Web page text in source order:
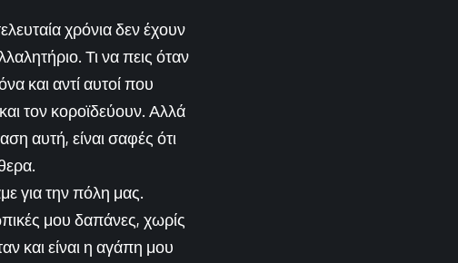
χρόνια δεν έχουν
Τι να πεις όταν
και αντί αυτοί που
τον κοροϊδεύουν. Αλλά
αυτή, είναι σαφές ότι
για την πόλη μας.
μου δαπάνες, χωρίς
και είναι η αγάπη μου